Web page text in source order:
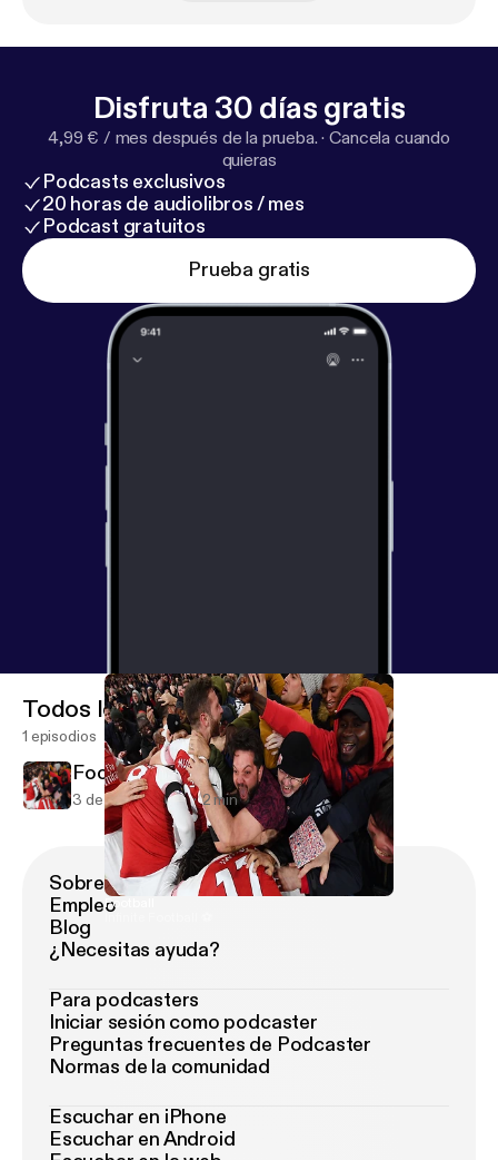
Disfruta 30 días gratis
4,99 € / mes después de la prueba. ·Cancela cuando
quieras
Podcasts exclusivos
20 horas de audiolibros / mes
Podcast gratuitos
Prueba gratis
Football
Todos los episodios
1 episodios
Football
3 de nov de 2018 2 min
Sobre Podimo
Empleo
Blog
¿Necesitas ayuda?
Para podcasters
Iniciar sesión como podcaster
Preguntas frecuentes de Podcaster
Normas de la comunidad
Escuchar en iPhone
Escuchar en Android